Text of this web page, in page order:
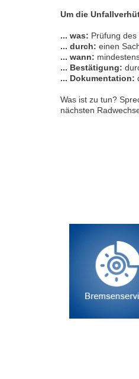
Um die
... was: Prüfung
... durch: einen
... wann:
... Bestätigung:
... Dokumentation:
Was ist zu tun?
nächsten